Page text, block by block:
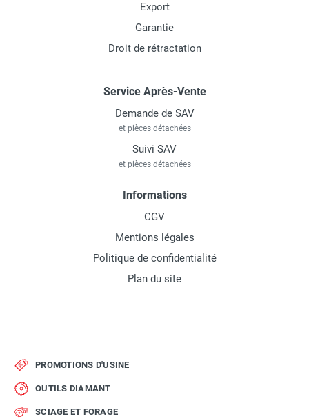
Export
Garantie
Droit de rétractation
Service Après-Vente
Demande de SAV
et pièces détachées
Suivi SAV
et pièces détachées
Informations
CGV
Mentions légales
Politique de confidentialité
Plan du site
PROMOTIONS D'USINE
OUTILS DIAMANT
SCIAGE ET FORAGE